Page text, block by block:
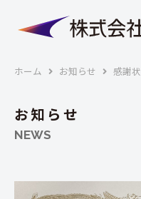
ホーム お知らせ 感謝状
お知らせ
NEWS